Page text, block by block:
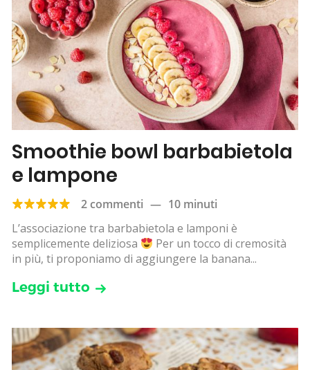
Smoothie bowl barbabietola
e lampone
2 commenti — 10 minuti
L’associazione tra barbabietola e lamponi è
semplicemente deliziosa
Per un tocco di cremosità
in più, ti proponiamo di aggiungere la banana...
Leggi tutto